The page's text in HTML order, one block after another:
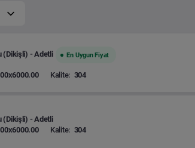
(Dikişli) - Adetli En Uygun Fiyat
Kalite: 304
(Dikişli) - Adetli
Kalite: 304